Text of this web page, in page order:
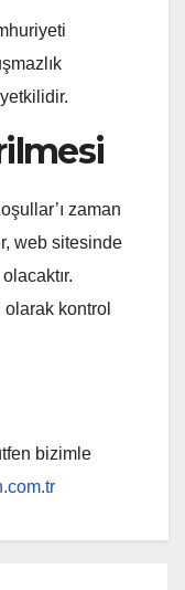
zaman
web sitesinde
olarak kontrol
bizimle